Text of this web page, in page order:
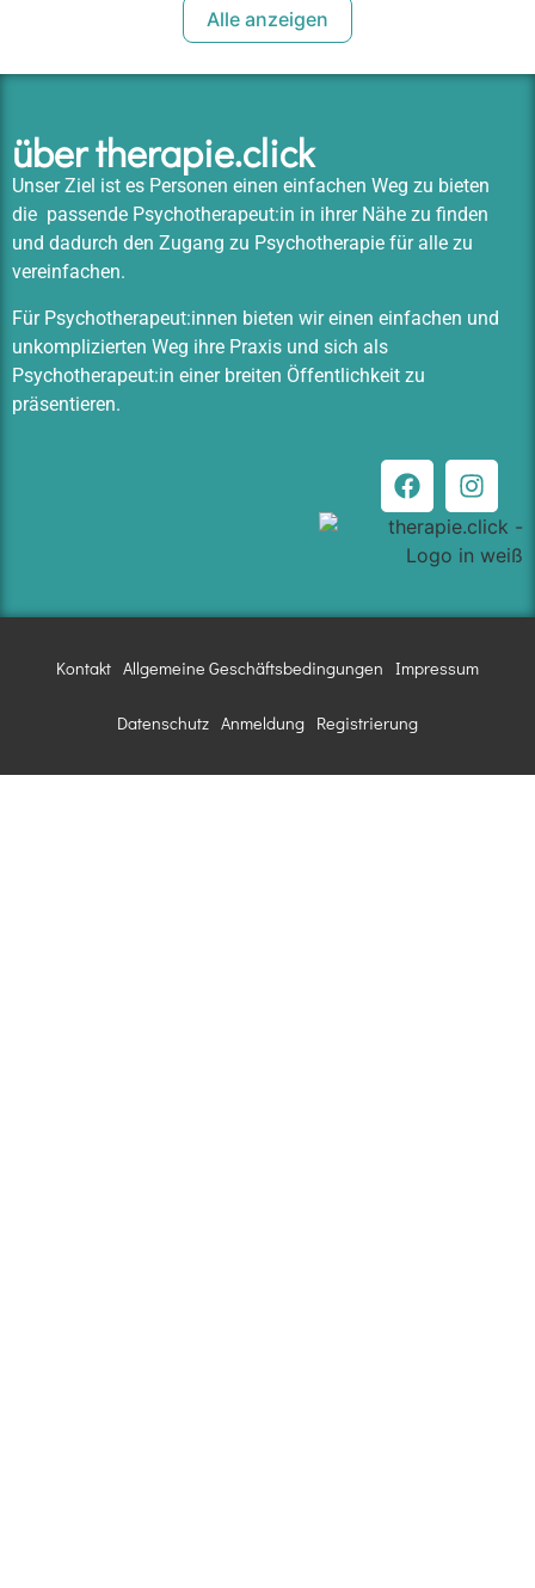
Alle anzeigen
über therapie.click
Unser Ziel ist es Personen einen einfachen Weg zu bieten
die passende Psychotherapeut:in in ihrer Nähe zu finden
und dadurch den Zugang zu Psychotherapie für alle zu
vereinfachen.
Für Psychotherapeut:innen bieten wir einen einfachen und
unkomplizierten Weg ihre Praxis und sich als
Psychotherapeut:in einer breiten Öffentlichkeit zu
präsentieren.
Kontakt Allgemeine Geschäftsbedingungen Impressum
Datenschutz Anmeldung Registrierung